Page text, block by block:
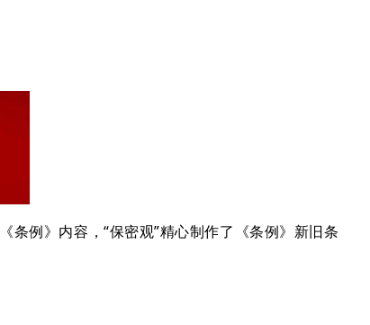
《条例》内容，“保密观”精心制作了 《条例》新旧条